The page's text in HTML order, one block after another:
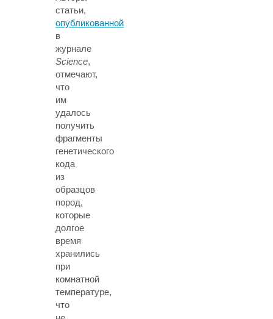
статьи,
опубликованной
в
журнале
Science,
отмечают,
что
им
удалось
получить
фрагменты
генетического
кода
из
образцов
пород,
которые
долгое
время
хранились
при
комнатной
температуре,
что